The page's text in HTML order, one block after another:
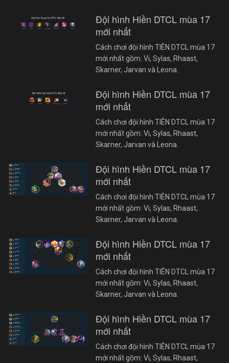
Đội hình Hiền DTCL mùa 17
mới nhất
Cách chơi đội hình TIÊN DTCL mùa 17
mới nhất gồm: Vi, Sylas, Rhaast,
Skarner, Jarvan và Leona.
Đội hình Hiền DTCL mùa 17
mới nhất
Cách chơi đội hình TIÊN DTCL mùa 17
mới nhất gồm: Vi, Sylas, Rhaast,
Skarner, Jarvan và Leona.
Đội hình Hiền DTCL mùa 17
mới nhất
Cách chơi đội hình TIÊN DTCL mùa 17
mới nhất gồm: Vi, Sylas, Rhaast,
Skarner, Jarvan và Leona.
Đội hình Hiền DTCL mùa 17
mới nhất
Cách chơi đội hình TIÊN DTCL mùa 17
mới nhất gồm: Vi, Sylas, Rhaast,
Skarner, Jarvan và Leona.
Đội hình Hiền DTCL mùa 17
mới nhất
Cách chơi đội hình TIÊN DTCL mùa 17
mới nhất gồm: Vi, Sylas, Rhaast,